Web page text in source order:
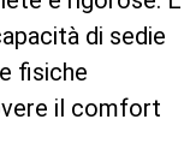
di sedie
fisiche
il comfort